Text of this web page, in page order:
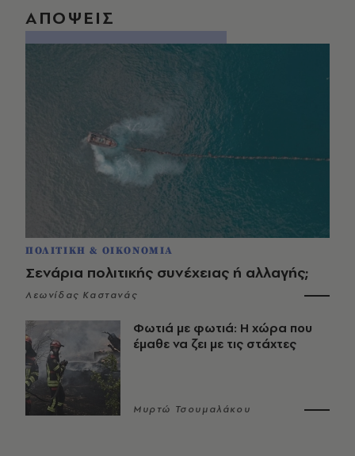
ΑΠΟΨΕΙΣ
ΠΟΛΙΤΙΚΗ & ΟΙΚΟΝΟΜΙΑ
Σενάρια πολιτικής συνέχειας ή αλλαγής;
Λεωνίδας Καστανάς
Φωτιά με φωτιά: Η χώρα που
έμαθε να ζει με τις στάχτες
Μυρτώ Τσουμαλάκου